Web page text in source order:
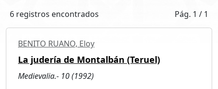
6 registros encontrados Pág. 1 / 1
BENITO RUANO, Eloy
La judería de Montalbán (Teruel)
Medievalia.- 10 (1992)